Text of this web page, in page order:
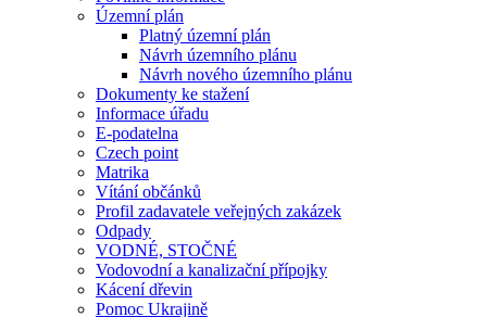
Územní plán
Platný územní plán
Návrh územního plánu
Návrh nového územního plánu
Dokumenty ke stažení
Informace úřadu
E-podatelna
Czech point
Matrika
Vítání občánků
Profil zadavatele veřejných zakázek
Odpady
VODNÉ, STOČNÉ
Vodovodní a kanalizační přípojky
Kácení dřevin
Pomoc Ukrajině